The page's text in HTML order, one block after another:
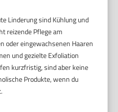
Linderung sind Kühlung und
reizende Pflege am
oder eingewachsenen Haaren
und gezielte Exfoliation
kurzfristig, sind aber keine
Produkte, wenn du